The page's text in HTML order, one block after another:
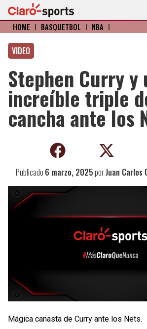
HOME I BÁSQUETBOL I NBA I
VIDEO
Stephen Curry y
increíble triple
cancha ante los
Publicado 6 marzo, 2025porJuan Carlos
Mágica canasta de Curry ante los Nets.